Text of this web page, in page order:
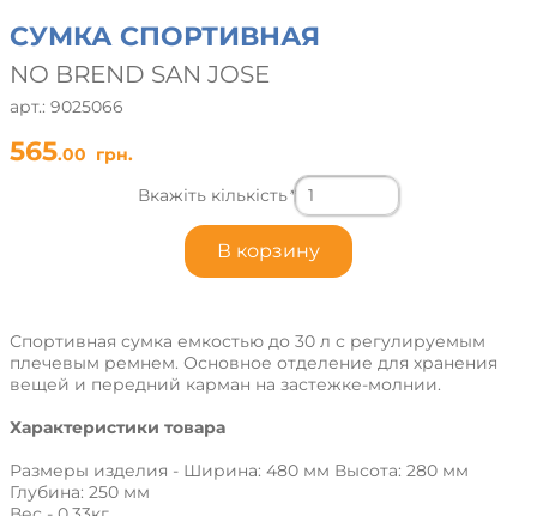
СУМКА СПОРТИВНАЯ
NO BREND SAN JOSE
арт.: 9025066
565.00 грн.
Вкажіть кількість*
Спортивная сумка емкостью до 30 л с регулируемым
плечевым ремнем. Основное отделение для хранения
вещей и передний карман на застежке-молнии.
Характеристики товара
Размеры изделия - Ширина: 480 мм Высота: 280 мм
Глубина: 250 мм
В корзину